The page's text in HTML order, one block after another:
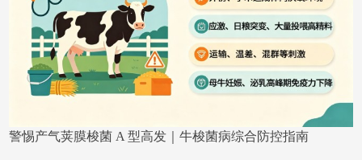
警惕产气荚膜梭菌 A 型高发｜牛梭菌病综合防控指南